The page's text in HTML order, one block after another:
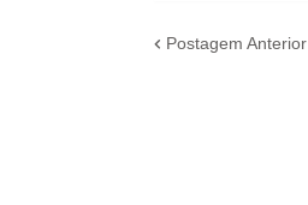
Postagem Anterior